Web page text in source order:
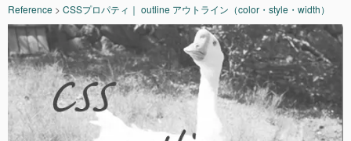
Reference > CSSプロパティ｜ outline アウトライン（color・style・width）